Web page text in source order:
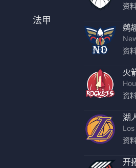
NBA
CBA
法甲
资
鹈
资
火
资
湖
资
开